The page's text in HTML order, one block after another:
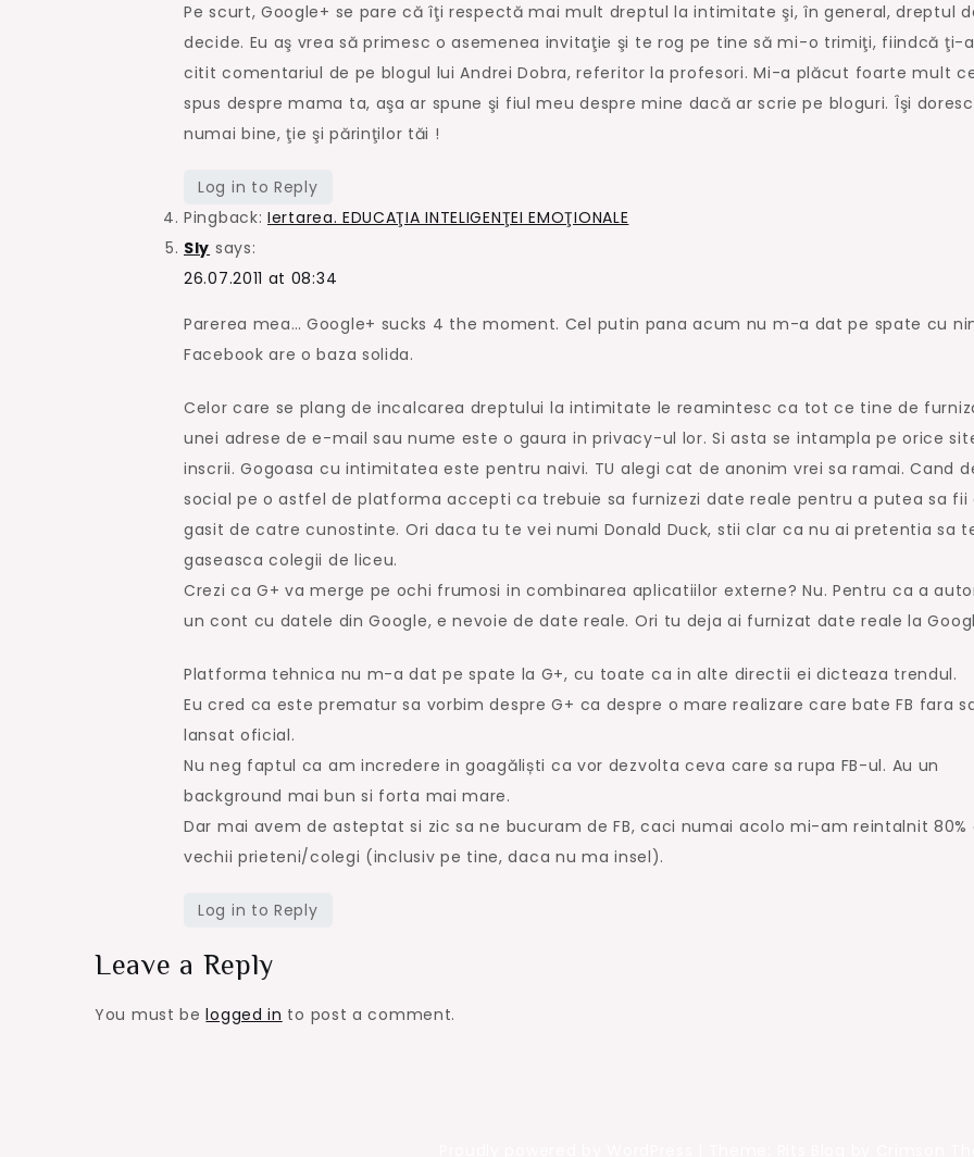
Pe scurt, Google+ se pare că îţi respectă mai mult dreptul la intimitate şi, în general, dreptul
decide. Eu aş vrea să primesc o asemenea invitaţie şi te rog pe tine să mi-o trimiţi, fiindcă ţi-
citit comentariul de pe blogul lui Andrei Dobra, referitor la profesori. Mi-a plăcut foarte mult
spus despre mama ta, aşa ar spune şi fiul meu despre mine dacă ar scrie pe bloguri. Îşi doresc
numai bine, ţie şi părinţilor tăi !
Log in to Reply
Pingback: Iertarea. EDUCAŢIA INTELIGENŢEI EMOŢIONALE
Sly says:
26.07.2011 at 08:34
Parerea mea… Google+ sucks 4 the moment. Cel putin pana acum nu m-a dat pe spate cu
Facebook are o baza solida.
Celor care se plang de incalcarea dreptului la intimitate le reamintesc ca tot ce tine de
unei adrese de e-mail sau nume este o gaura in privacy-ul lor. Si asta se intampla pe orice
inscrii. Gogoasa cu intimitatea este pentru naivi. TU alegi cat de anonim vrei sa ramai. Cand
social pe o astfel de platforma accepti ca trebuie sa furnizezi date reale pentru a putea sa fii
gasit de catre cunostinte. Ori daca tu te vei numi Donald Duck, stii clar ca nu ai pretentia sa
gaseasca colegii de liceu.
Crezi ca G+ va merge pe ochi frumosi in combinarea aplicatiilor externe? Nu. Pentru ca a
un cont cu datele din Google, e nevoie de date reale. Ori tu deja ai furnizat date reale la
Platforma tehnica nu m-a dat pe spate la G+, cu toate ca in alte directii ei dicteaza trendul.
Eu cred ca este prematur sa vorbim despre G+ ca despre o mare realizare care bate FB fara
lansat oficial.
Nu neg faptul ca am incredere in goagăliști ca vor dezvolta ceva care sa rupa FB-ul. Au un
background mai bun si forta mai mare.
Dar mai avem de asteptat si zic sa ne bucuram de FB, caci numai acolo mi-am reintalnit 80%
vechii prieteni/colegi (inclusiv pe tine, daca nu ma insel).
Log in to Reply
Leave a Reply
You must belogged in to post a comment.